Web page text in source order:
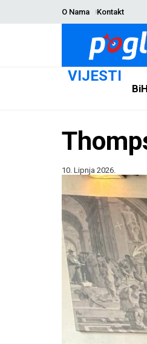
O Nama Kontakt
VIJESTI
BiH
10. Lipnja 2026.